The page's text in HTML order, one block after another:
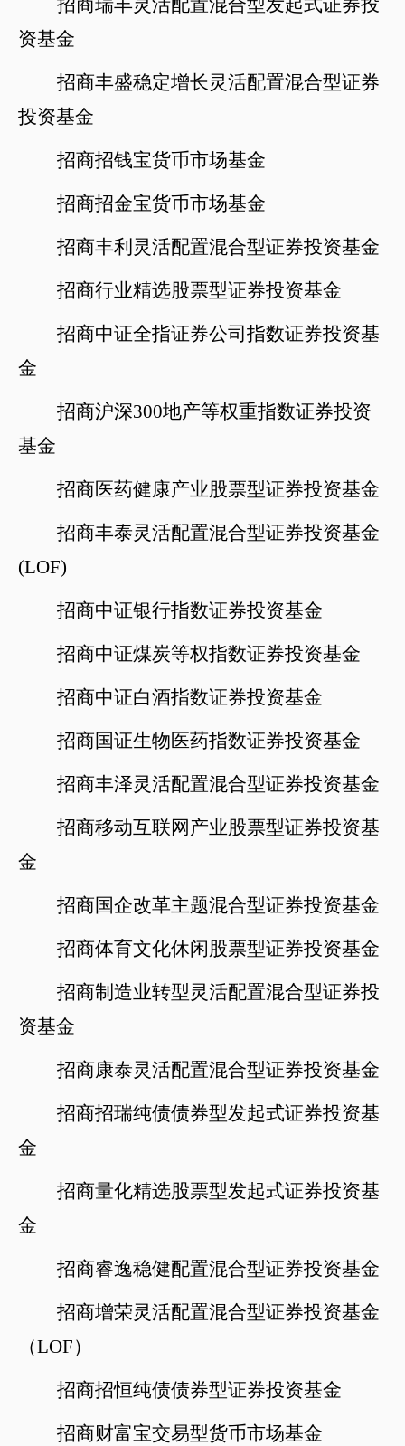
招商瑞丰灵活配置混合型发起式证券投
资基金
招商丰盛稳定增长灵活配置混合型证券
投资基金
招商招钱宝货币市场基金
招商招金宝货币市场基金
招商丰利灵活配置混合型证券投资基金
招商行业精选股票型证券投资基金
招商中证全指证券公司指数证券投资基
金
招商沪深300地产等权重指数证券投资
基金
招商医药健康产业股票型证券投资基金
招商丰泰灵活配置混合型证券投资基金
(LOF)
招商中证银行指数证券投资基金
招商中证煤炭等权指数证券投资基金
招商中证白酒指数证券投资基金
招商国证生物医药指数证券投资基金
招商丰泽灵活配置混合型证券投资基金
招商移动互联网产业股票型证券投资基
金
招商国企改革主题混合型证券投资基金
招商体育文化休闲股票型证券投资基金
招商制造业转型灵活配置混合型证券投
资基金
招商康泰灵活配置混合型证券投资基金
招商招瑞纯债债券型发起式证券投资基
金
招商量化精选股票型发起式证券投资基
金
招商睿逸稳健配置混合型证券投资基金
招商增荣灵活配置混合型证券投资基金
（LOF）
招商招恒纯债债券型证券投资基金
招商财富宝交易型货币市场基金